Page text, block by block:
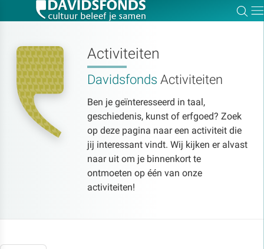
Activiteiten
Davidsfonds Activiteiten
Ben je geïnteresseerd in taal,
geschiedenis, kunst of erfgoed? Zoek
op deze pagina naar een activiteit die
jij interessant vindt. Wij kijken er alvast
naar uit om je binnenkort te
ontmoeten op één van onze
activiteiten!
Zoek:
Zoeken